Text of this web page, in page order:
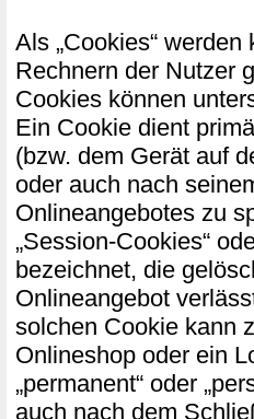
Als „Cookies“
Rechnern der Nutzer
Cookies können
Ein Cookie dient
(bzw. dem Gerät auf
oder auch nach
Onlineangebotes zu
„Session-Cookies“
bezeichnet, die
Onlineangebot
solchen Cookie kann
Onlineshop oder ein
„permanent“ oder
auch nach dem